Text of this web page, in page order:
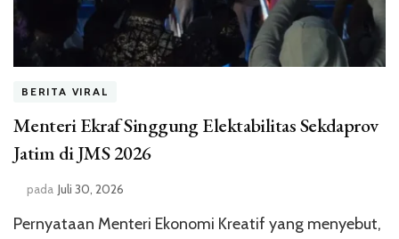
BERITA VIRAL
Menteri Ekraf Singgung Elektabilitas Sekdaprov
Jatim di JMS 2026
pada Juli 30, 2026
Pernyataan Menteri Ekonomi Kreatif yang menyebut,